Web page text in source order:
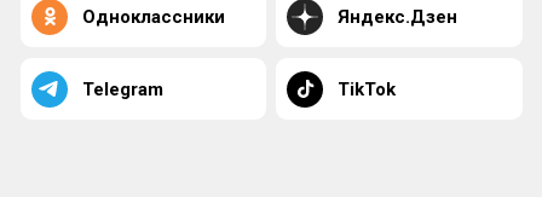
Одноклассники Яндекс.Дзен
Telegram TikTok